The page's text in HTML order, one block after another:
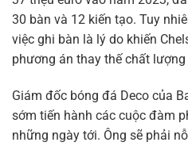
30 bàn và 12 kiến tạo. Tuy
việc ghi bàn là lý do khiến
phương án thay thế chất lượng
Giám đốc bóng đá Deco của
sớm tiến hành các cuộc đàm
những ngày tới. Ông sẽ phải